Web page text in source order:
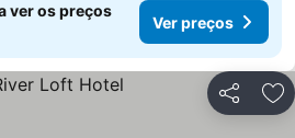
ver os preços
Ver preços
Partilhar